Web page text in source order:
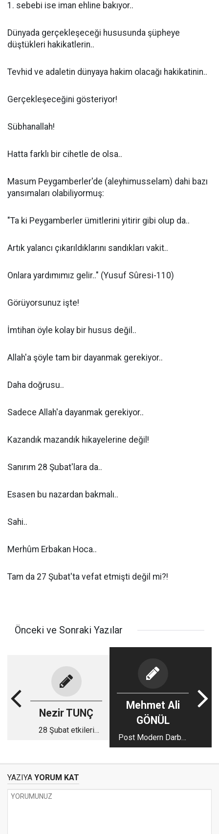
1. sebebi ise iman ehline bakıyor..
Dünyada gerçekleşeceği hususunda şüpheye
düştükleri hakikatlerin..
Tevhid ve adaletin dünyaya hakim olacağı hakikatinin..
Gerçekleşeceğini gösteriyor!
Sübhanallah!
Hatta farklı bir cihetle de olsa..
Masum Peygamberler'de (aleyhimusselam) dahi bazı
yansımaları olabiliyormuş:
"Ta ki Peygamberler ümitlerini yitirir gibi olup da..
Artık yalancı çıkarıldıklarını sandıkları vakit..
Onlara yardımımız gelir.." (Yusuf Sûresi-110)
Görüyorsunuz işte!
İmtihan öyle kolay bir husus değil..
Allah'a şöyle tam bir dayanmak gerekiyor..
Daha doğrusu..
Sadece Allah'a dayanmak gerekiyor..
Kazandık mazandık hikayelerine değil!
Sanırım 28 Şubat'lara da..
Esasen bu nazardan bakmalı..
Sahi..
Merhûm Erbakan Hoca..
Tam da 27 Şubat'ta vefat etmişti değil mi?!
Önceki ve Sonraki Yazılar
Nezir TUNÇ
28 Şubat etkileri
Mehmet Ali
GÖNÜL
Post Modern Darbe:
28 Şubat!
YAZIYA YORUM KAT